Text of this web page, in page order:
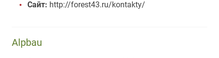
Сайт: http://forest43.ru/kontakty/
Alpbau